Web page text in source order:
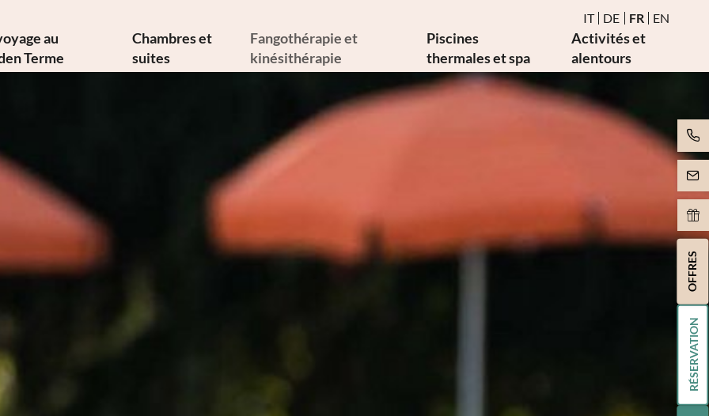
RÉSERVATION
OFFRES
IT DE FR EN
au
Terme
Newsletter
nous joindre
Chambres et
suites
Fangothérapie et
kinésithérapie
Fangothérapie
Thérapies thermales
Thérapies médicales
Demande de thérapie
Piscines
thermales et spa
Eau et piscines thermales
Activités et
alentours
Événements
Golf et vélo
Art et culture